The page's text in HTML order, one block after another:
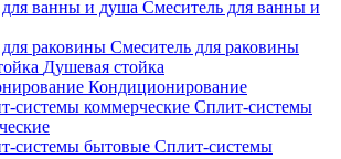
Смеситель для ванны и
Смеситель для раковины
Душевая стойка
Кондиционирование
Сплит-системы
Сплит-системы